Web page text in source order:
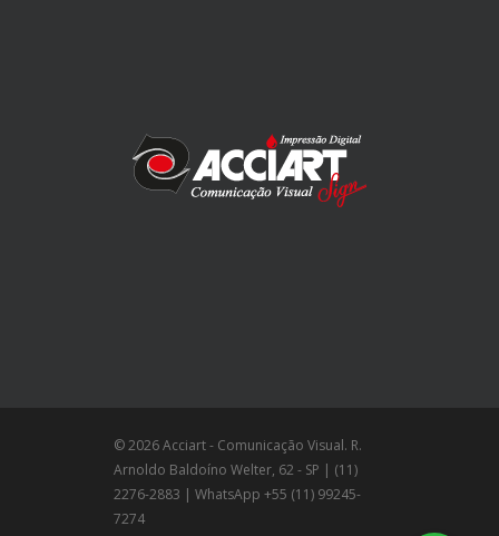
© 2026 Acciart - Comunicação Visual. R.
Arnoldo Baldoíno Welter, 62 - SP | (11)
2276-2883 | WhatsApp +55 (11) 99245-
7274